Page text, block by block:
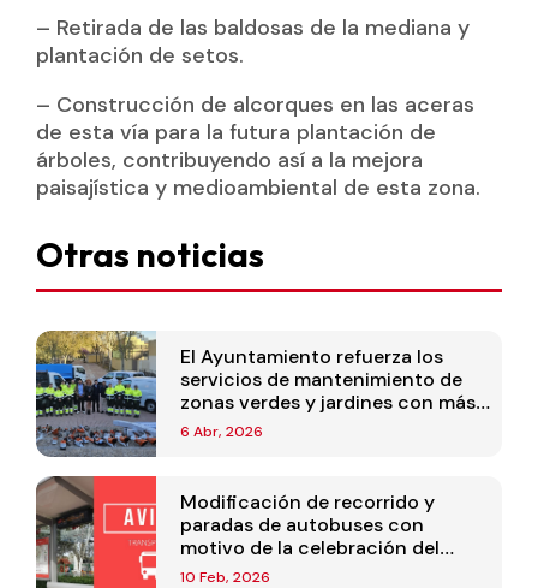
– Retirada de las baldosas de la mediana y
plantación de setos.
– Construcción de alcorques en las aceras
de esta vía para la futura plantación de
árboles, contribuyendo así a la mejora
paisajística y medioambiental de esta zona.
Otras noticias
El Ayuntamiento refuerza los
servicios de mantenimiento de
zonas verdes y jardines con más
personal y maquinaria nueva
6 Abr, 2026
Modificación de recorrido y
paradas de autobuses con
motivo de la celebración del
Carnaval
10 Feb, 2026